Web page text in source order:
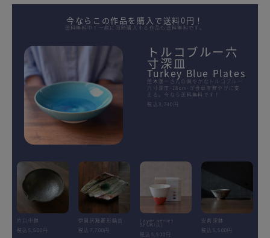
今ならこの作品を購入で送料0円！
送料無料中！一緒に同時購入する作品も送料無料です。
トルコブルー六
寸深皿
Turkey Blue Plates
荒木漢一さんの爽やかなトルコブルー
六寸深皿-18cm-が食卓を鮮やかに変
える。今なら送料無料です！
税込3,740円
片口中鉢
税込5,500円
伊賀灰釉菱形鎬皿
税込7,700円
Layer.series
SYUKI(L)
税込5,500円
安南深鉢
税込5,500円